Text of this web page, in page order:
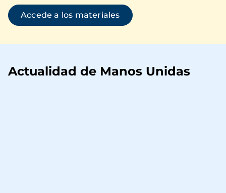
Accede a los materiales
Actualidad de Manos Unidas